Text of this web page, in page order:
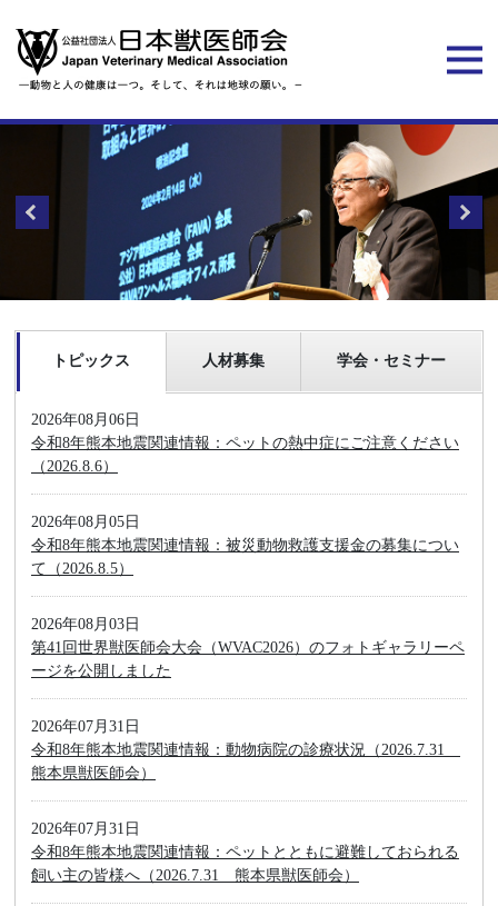
トピックス 人材募集 学会・セミナー
2026年08月06日
令和8年熊本地震関連情報：ペットの熱中症にご注意ください
（2026.8.6）
2026年08月05日
令和8年熊本地震関連情報：被災動物救護支援金の募集につい
て（2026.8.5）
2026年08月03日
第41回世界獣医師会大会（WVAC2026）のフォトギャラリーペ
ージを公開しました
2026年07月31日
令和8年熊本地震関連情報：動物病院の診療状況（2026.7.31
熊本県獣医師会）
2026年07月31日
令和8年熊本地震関連情報：ペットとともに避難しておられる
飼い主の皆様へ（2026.7.31 熊本県獣医師会）